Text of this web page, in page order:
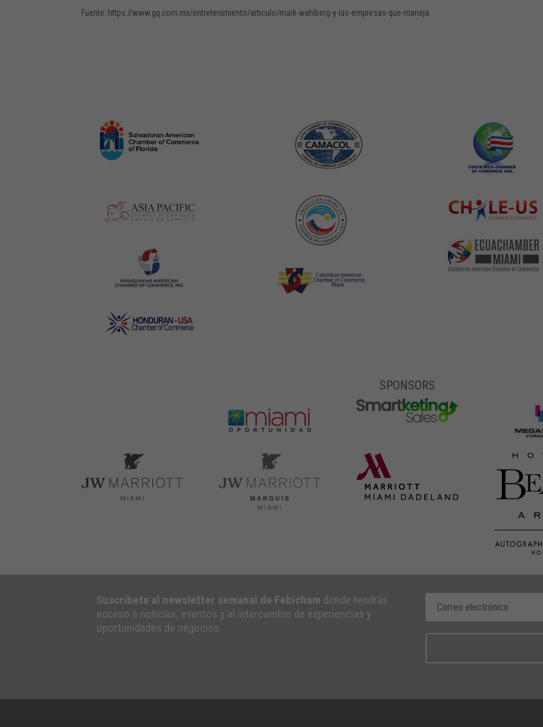
Fuente: https://www.gq.com.mx/entretenimiento/articulo/mark-wahlberg-y-las-empresas-que-maneja
SPONSORS
Suscribete al newsletter semanal de Febicham donde tendrás
acceso a noticias, eventos y al intercambio de experiencias y
oportunidades de negocios.